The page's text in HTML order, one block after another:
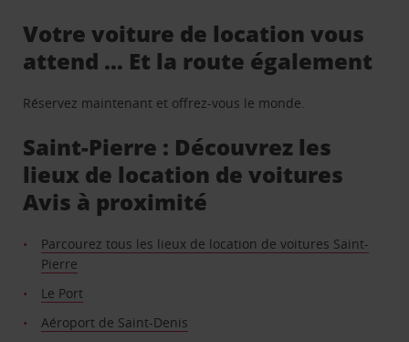
Votre voiture de location vous
attend … Et la route également
Réservez maintenant et offrez-vous le monde.
Saint-Pierre : Découvrez les
lieux de location de voitures
Avis à proximité
Parcourez tous les lieux de location de voitures Saint-
Pierre
Le Port
Aéroport de Saint-Denis